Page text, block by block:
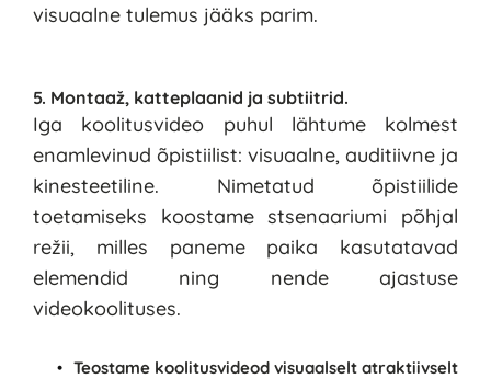
visuaalne tulemus jääks parim.
5. Montaaž, katteplaanid ja subtiitrid.
Iga koolitusvideo puhul lähtume kolmest
enamlevinud õpistiilist: visuaalne, auditiivne ja
kinesteetiline. Nimetatud õpistiilide
toetamiseks koostame stsenaariumi põhjal
režii, milles paneme paika kasutatavad
elemendid ning nende ajastuse
videokoolituses.
Teostame koolitusvideod visuaalselt atraktiivselt